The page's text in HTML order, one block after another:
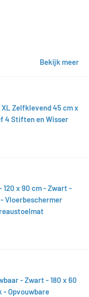
Bekijk meer
Zelfklevend 45 cm x
4 Stiften en Wisser
x 90 cm - Zwart -
Vloerbeschermer
- Zwart - 180 x 60
- Opvouwbare